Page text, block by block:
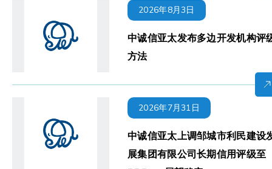
2026年8月3日
中诚信亚太发布多边开发机构评
方法
2026年7月31日
中诚信亚太上调邹城市利民建设
展集团有限公司长期信用评级至